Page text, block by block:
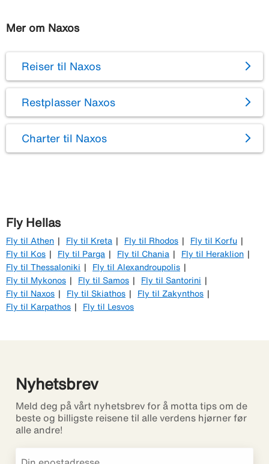
Mer om Naxos
Reiser til Naxos
Restplasser Naxos
Charter til Naxos
Fly Hellas
Fly til Athen Fly til Kreta Fly til Rhodos
Fly til Korfu
Fly til Kos
Fly til Parga Fly til Chania
Fly til Heraklion
Fly til Thessaloniki
Fly til Alexandroupolis
Fly til Mykonos
Fly til Samos
Fly til Santorini
Fly til Naxos
Fly til Skiathos
Fly til Zakynthos
Fly til Karpathos
Fly til Lesvos
Nyhetsbrev
Meld deg på vårt nyhetsbrev for å motta tips om de
beste og billigste reisene til alle verdens hjørner før
alle andre!